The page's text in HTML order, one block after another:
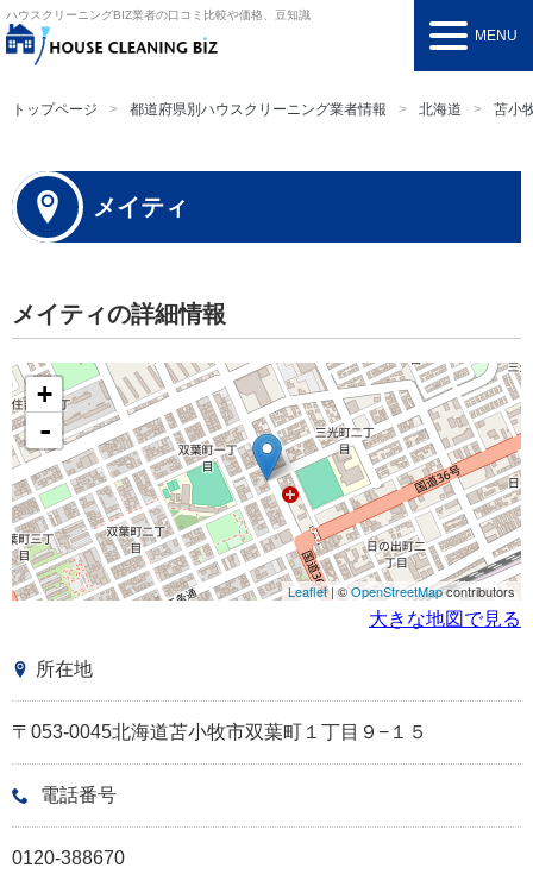
ハウスクリーニングBIZ業者の口コミ比較や価格、豆知識
MENU
トップページ 都道府県別ハウスクリーニング業者情報 北海道 苫小
メイティ
メイティの詳細情報
+
-
Leaflet| ©OpenStreetMapcontributors
大きな地図で見る
所在地
〒053-0045北海道苫小牧市双葉町１丁目９−１５
電話番号
0120-388670